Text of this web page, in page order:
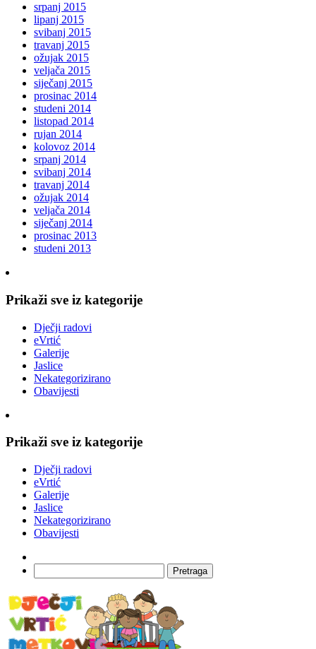
srpanj 2015
lipanj 2015
svibanj 2015
travanj 2015
ožujak 2015
veljača 2015
siječanj 2015
prosinac 2014
studeni 2014
listopad 2014
rujan 2014
kolovoz 2014
srpanj 2014
svibanj 2014
travanj 2014
ožujak 2014
veljača 2014
siječanj 2014
prosinac 2013
studeni 2013
Prikaži sve iz kategorije
Dječji radovi
eVrtić
Galerije
Jaslice
Nekategorizirano
Obavijesti
Prikaži sve iz kategorije
Dječji radovi
eVrtić
Galerije
Jaslice
Nekategorizirano
Obavijesti